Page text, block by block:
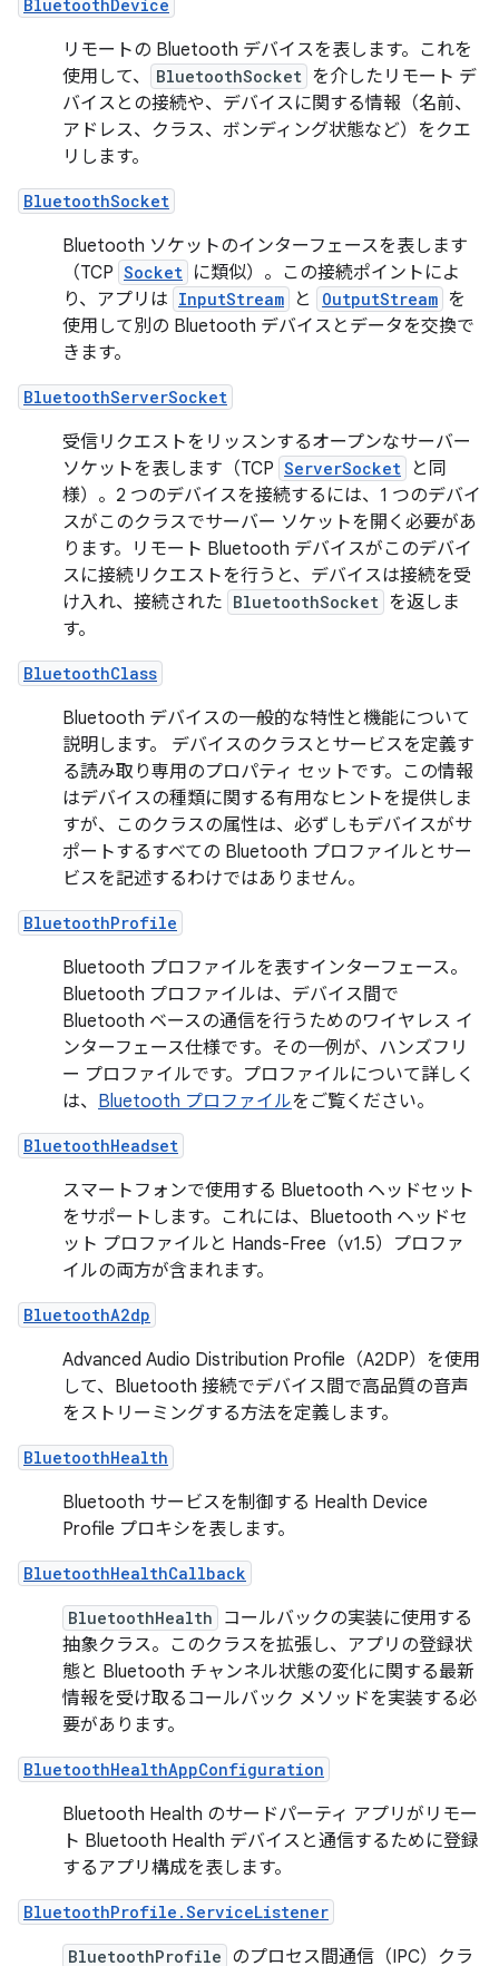
BluetoothDevice
リモートの Bluetooth デバイスを表します。これを
使用して、
BluetoothSocket を介したリモート デ
バイスとの接続や、デバイスに関する情報（名前、
アドレス、クラス、ボンディング状態など）をクエ
リします。
BluetoothSocket
Bluetooth ソケットのインターフェースを表します
（TCP Socket に類似）。この接続ポイントによ
り、アプリは InputStream と OutputStream を
使用して別の Bluetooth デバイスとデータを交換で
きます。
BluetoothServerSocket
受信リクエストをリッスンするオープンなサーバー
ソケットを表します（TCP ServerSocket
と同
様）。2 つのデバイスを接続するには、1 つのデバイ
スがこのクラスでサーバー ソケットを開く必要があ
ります。リモート Bluetooth デバイスがこのデバイ
スに接続リクエストを行うと、デバイスは接続を受
け入れ、接続された BluetoothSocket を返しま
す。
BluetoothClass
Bluetooth デバイスの一般的な特性と機能について
説明します。 デバイスのクラスとサービスを定義す
る読み取り専用のプロパティ セットです。この情報
はデバイスの種類に関する有用なヒントを提供しま
すが、このクラスの属性は、必ずしもデバイスがサ
ポートするすべての Bluetooth プロファイルとサー
ビスを記述するわけではありません。
BluetoothProfile
Bluetooth プロファイルを表すインターフェース。
Bluetooth プロファイルは、デバイス間で
Bluetooth ベースの通信を行うためのワイヤレス イ
ンターフェース仕様です。その一例が、ハンズフリ
ー プロファイルです。プロファイルについて詳しく
は、 Bluetooth プロファイルをご覧ください。
BluetoothHeadset
スマートフォンで使用する Bluetooth ヘッドセット
をサポートします。これには、Bluetooth ヘッドセ
ット プロファイルと Hands-Free（v1.5）プロファ
イルの両方が含まれます。
BluetoothA2dp
Advanced Audio Distribution Profile（A2DP）を使用
して、Bluetooth 接続でデバイス間で高品質の音声
をストリーミングする方法を定義します。
BluetoothHealth
Bluetooth サービスを制御する Health Device
Profile プロキシを表します。
BluetoothHealthCallback
BluetoothHealth
コールバックの実装に使用する
抽象クラス。このクラスを拡張し、アプリの登録状
態と Bluetooth チャンネル状態の変化に関する最新
情報を受け取るコールバック メソッドを実装する必
要があります。
BluetoothHealthAppConfiguration
Bluetooth Health のサードパーティ アプリがリモー
ト Bluetooth Health デバイスと通信するために登録
するアプリ構成を表します。
BluetoothProfile.ServiceListener
BluetoothProfile のプロセス間通信（IPC）クラ